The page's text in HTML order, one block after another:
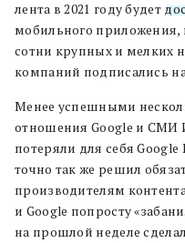
лента в 2021 году будет
мобильного приложения,
сотни крупных и мелких
компаний подписались
Менее успешными
отношения Google и СМИ
потеряли для себя Google
точно так же решил
производителям
и Google попросту
на прошлой неделе